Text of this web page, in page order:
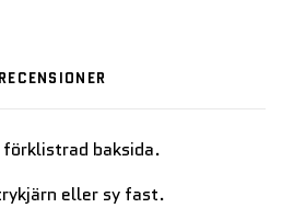
RECENSIONER
baksida.
eller sy fast.